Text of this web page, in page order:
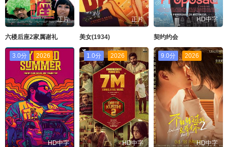
正片
六楼后座2家属谢礼
正片
美女(1934)
HD中字
契约约会
3.0分 2026
HD中字
1.0分 2026
HD中字
9.0分 2026
HD中字